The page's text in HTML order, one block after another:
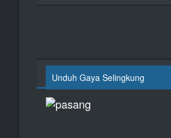
Unduh Gaya Selingkung